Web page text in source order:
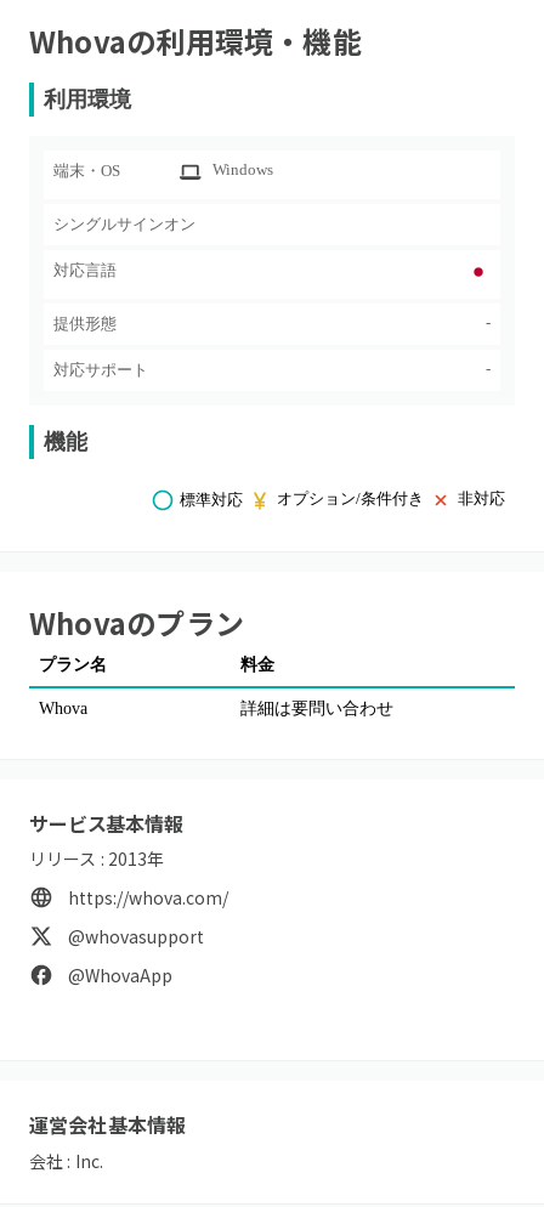
Whovaの利用環境・機能
利用環境
端末・OS Windows
シングルサインオン
対応言語
提供形態 -
対応サポート -
機能
標準対応 オプション/条件付き 非対応
Whovaのプラン
プラン名 料金
Whova 詳細は要問い合わせ
サービス基本情報
リリース : 2013年
https://whova.com/
@whovasupport
@WhovaApp
運営会社基本情報
会社 : Inc.